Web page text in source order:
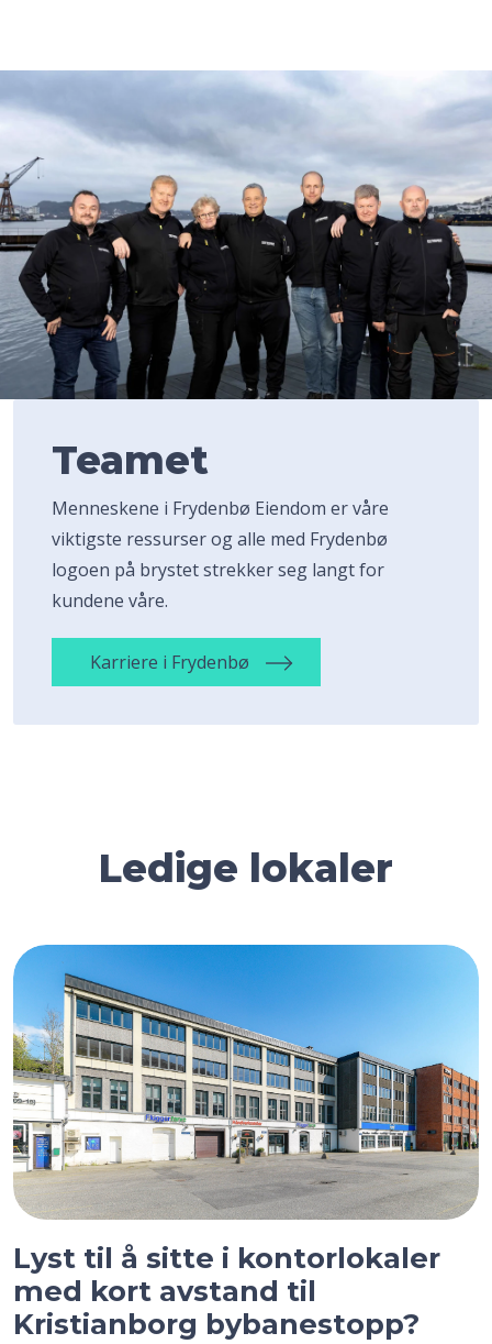
Teamet
Menneskene i Frydenbø Eiendom er våre
viktigste ressurser og alle med Frydenbø
logoen på brystet strekker seg langt for
kundene våre.
Karriere i Frydenbø
Ledige lokaler
Lyst til å sitte i kontorlokaler
med kort avstand til
Kristianborg bybanestopp?